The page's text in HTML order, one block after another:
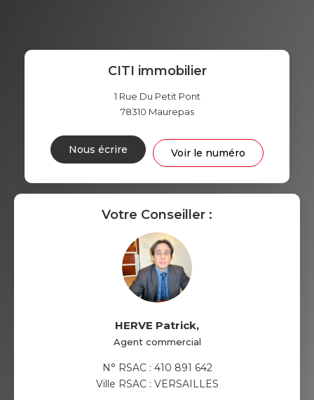
CITI immobilier
1 Rue Du Petit Pont
78310 Maurepas
Nous écrire Voir le numéro
Votre Conseiller :
HERVE Patrick,
Agent commercial
N° RSAC : 410 891 642
Ville RSAC : VERSAILLES